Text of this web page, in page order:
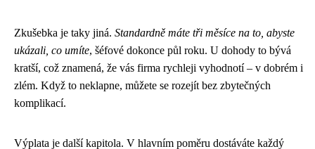
Zkušebka je taky jiná. Standardně máte tři měsíce na to, abyste
ukázali, co umíte, šéfové dokonce půl roku. U dohody to bývá
kratší, což znamená, že vás firma rychleji vyhodnotí – v dobrém i
zlém. Když to neklapne, můžete se rozejít bez zbytečných
komplikací.
Výplata je další kapitola. V hlavním poměru dostáváte každý